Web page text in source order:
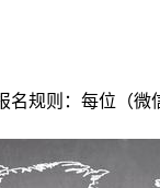
规则：每位（